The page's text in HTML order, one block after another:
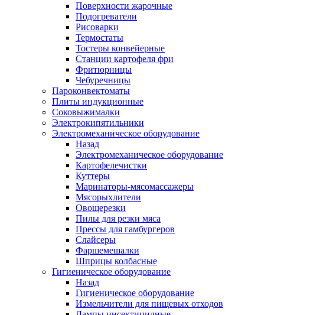
Поверхности жарочные
Подогреватели
Рисоварки
Термостаты
Тостеры конвейерные
Станции картофеля фри
Фритюрницы
Чебуречницы
Пароконвектоматы
Плиты индукционные
Соковыжималки
Электрокипятильники
Электромеханическое оборудование
Назад
Электромеханическое оборудование
Картофелечистки
Куттеры
Маринаторы-мясомассажеры
Мясорыхлители
Овощерезки
Пилы для резки мяса
Прессы для гамбургеров
Слайсеры
Фаршемешалки
Шприцы колбасные
Гигиеническое оборудование
Назад
Гигиеническое оборудование
Измельчители для пищевых отходов